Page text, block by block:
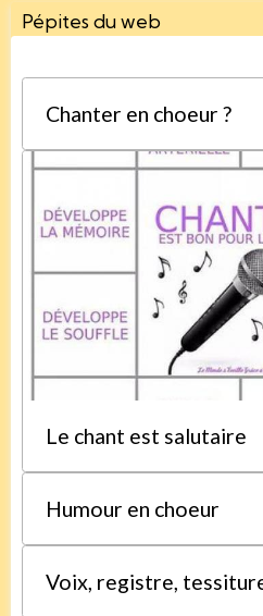
Pépites du web
Chanter en choeur ?
Le chant est salutaire
Humour en choeur
Voix, registre,